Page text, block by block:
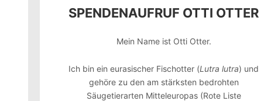
SPENDENAUFRUF OTTI OTTER
Mein Name ist Otti Otter.
Ich bin ein eurasischer Fischotter (Lutra lutra) und
gehöre zu den am stärksten bedrohten
Säugetierarten Mitteleuropas (Rote Liste